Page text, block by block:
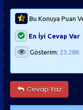
Bu Konuya Puan
En İyi Cevap Var
Gösterim: 23.286
Cevap Yaz